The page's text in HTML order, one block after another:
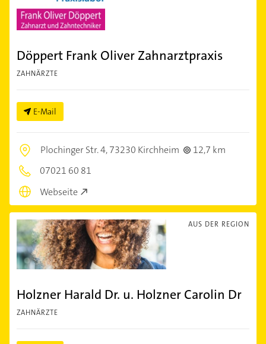
Döppert Frank Oliver Zahnarztpraxis
ZAHNÄRZTE
E-Mail
Plochinger Str. 4,73230 Kirchheim
12,7 km
07021 60 81
Webseite
AUS DER REGION
Holzner Harald Dr. u. Holzner Carolin Dr
ZAHNÄRZTE